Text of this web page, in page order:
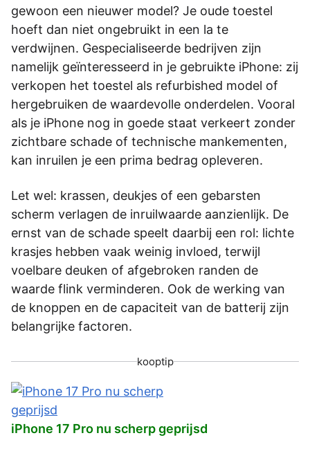
gewoon een nieuwer model? Je oude toestel
hoeft dan niet ongebruikt in een la te
verdwijnen. Gespecialiseerde bedrijven zijn
namelijk geïnteresseerd in je gebruikte iPhone: zij
verkopen het toestel als refurbished model of
hergebruiken de waardevolle onderdelen. Vooral
als je iPhone nog in goede staat verkeert zonder
zichtbare schade of technische mankementen,
kan inruilen je een prima bedrag opleveren.
Let wel: krassen, deukjes of een gebarsten
scherm verlagen de inruilwaarde aanzienlijk. De
ernst van de schade speelt daarbij een rol: lichte
krasjes hebben vaak weinig invloed, terwijl
voelbare deuken of afgebroken randen de
waarde flink verminderen. Ook de werking van
de knoppen en de capaciteit van de batterij zijn
belangrijke factoren.
kooptip
iPhone 17 Pro nu scherp geprijsd